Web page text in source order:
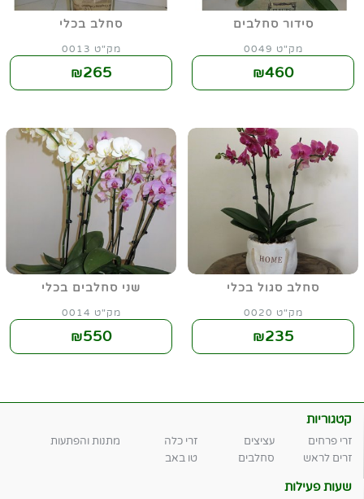
סידור סחלבים
מק"ט 0049
₪460
סחלב בכלי
מק"ט 0013
₪265
סחלב סגול בכלי
מק"ט 0020
₪235
שני סחלבים בכלי
מק"ט 0014
₪550
קטגוריות
זרי פרחים עציצים זרי כלה
מתנות והפתעות
זרים לראש
סחלבים טו באב
שעות פעילות